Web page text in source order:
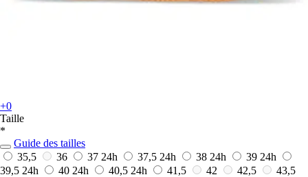
+0
Taille
*
Guide des tailles
35,5
36 37 24h 37,5 24h 38 24h 39 24h
39,5 24h 40 24h 40,5 24h 41,5 42 42,5
43,5